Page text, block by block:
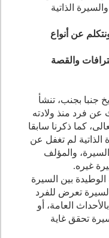
الذاتية
عن أنواع
والقصة
جنبا بجنب، تنشأ
فرد منذ ولادته
كما ذكرنا سابقا
لم تغفل عن
والمؤلف
غيره.
بين السيرة
السيرة تعرض للفرد
العامة، أو
تحقق غاية